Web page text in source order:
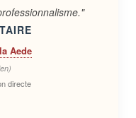
Aede
directe